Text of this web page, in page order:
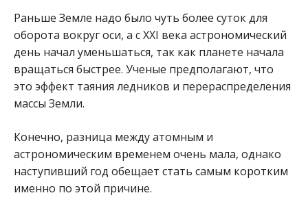
Раньше Земле надо было чуть более суток для
оборота вокруг оси, а с XXI века астрономический
день начал уменьшаться, так как планете начала
вращаться быстрее. Ученые предполагают, что
это эффект таяния ледников и перераспределения
массы Земли.
Конечно, разница между атомным и
астрономическим временем очень мала, однако
наступивший год обещает стать самым коротким
именно по этой причине.